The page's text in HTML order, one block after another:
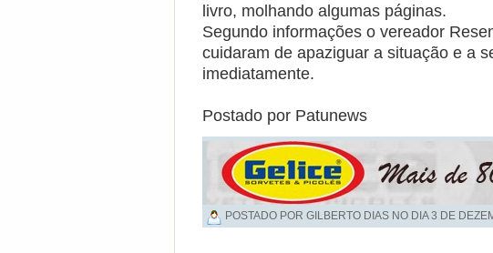
livro, molhando algumas páginas.
Segundo informações o vereador
cuidaram de apaziguar a situação e a
imediatamente.
Postado por Patunews
POSTADO POR GILBERTO DIAS NO DIA3 DE